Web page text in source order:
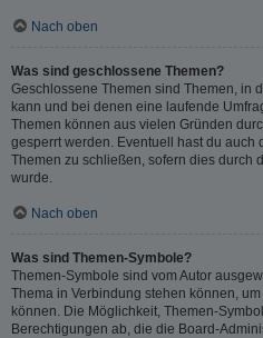
Nach oben
Was sind geschlossene Themen?
Geschlossene Themen sind Themen, in
kann und bei denen eine laufende
Themen können aus vielen Gründen
gesperrt werden. Eventuell hast du auch
Themen zu schließen, sofern dies durch
wurde.
Nach oben
Was sind Themen-Symbole?
Themen-Symbole sind vom Autor
Thema in Verbindung stehen können,
können. Die Möglichkeit, Themen-
Berechtigungen ab, die die Board-